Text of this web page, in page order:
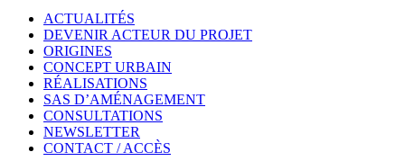
ACTUALITÉS
DEVENIR ACTEUR DU PROJET
ORIGINES
CONCEPT URBAIN
RÉALISATIONS
SAS D’AMÉNAGEMENT
CONSULTATIONS
NEWSLETTER
CONTACT / ACCÈS